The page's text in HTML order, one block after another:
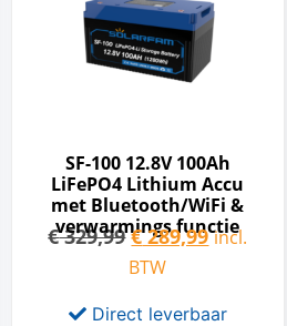
SF-100 12.8V 100Ah
LiFePO4 Lithium Accu
met Bluetooth/WiFi &
verwarmings functie
€329,99 €289,99 incl.
BTW
Direct leverbaar